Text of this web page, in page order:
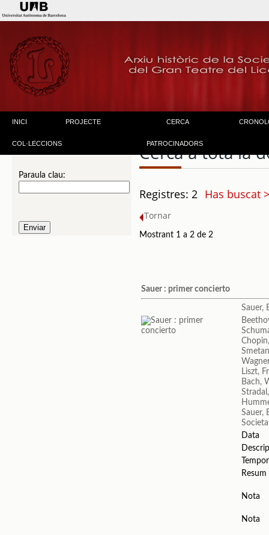
INICI PROJECTE CERCA
COL·LECCIONS PATROCINADORS
Paraula clau:
Cerca a tota la
Registres: 2 Has buscat
Tornar
Mostrant 1 a 2 de 2
Sauer : primer concierto
Sauer,
Liszt,
Bach,
Sauer,
Data
Resum
Nota
Nota